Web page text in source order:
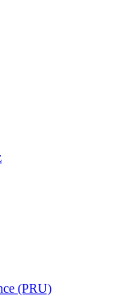
(PRU)